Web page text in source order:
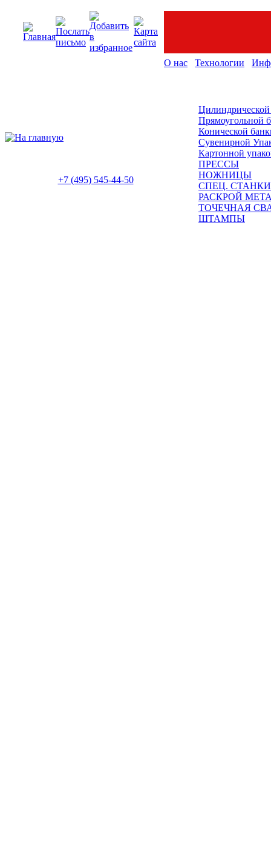
О нас Технологии
+7 (495) 545-44-50
Прямоугольной
Конической
Сувенирной
Картонной
ПРЕССЫ
НОЖНИЦЫ
СПЕЦ. СТАНКИ
РАСКРОЙ
ТОЧЕЧНАЯ
ШТАМПЫ